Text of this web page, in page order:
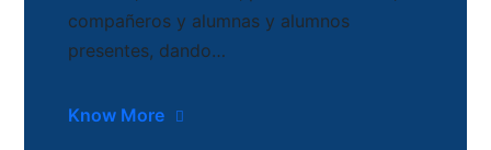
compañeros y alumnas y alumnos
presentes, dando…
Know More